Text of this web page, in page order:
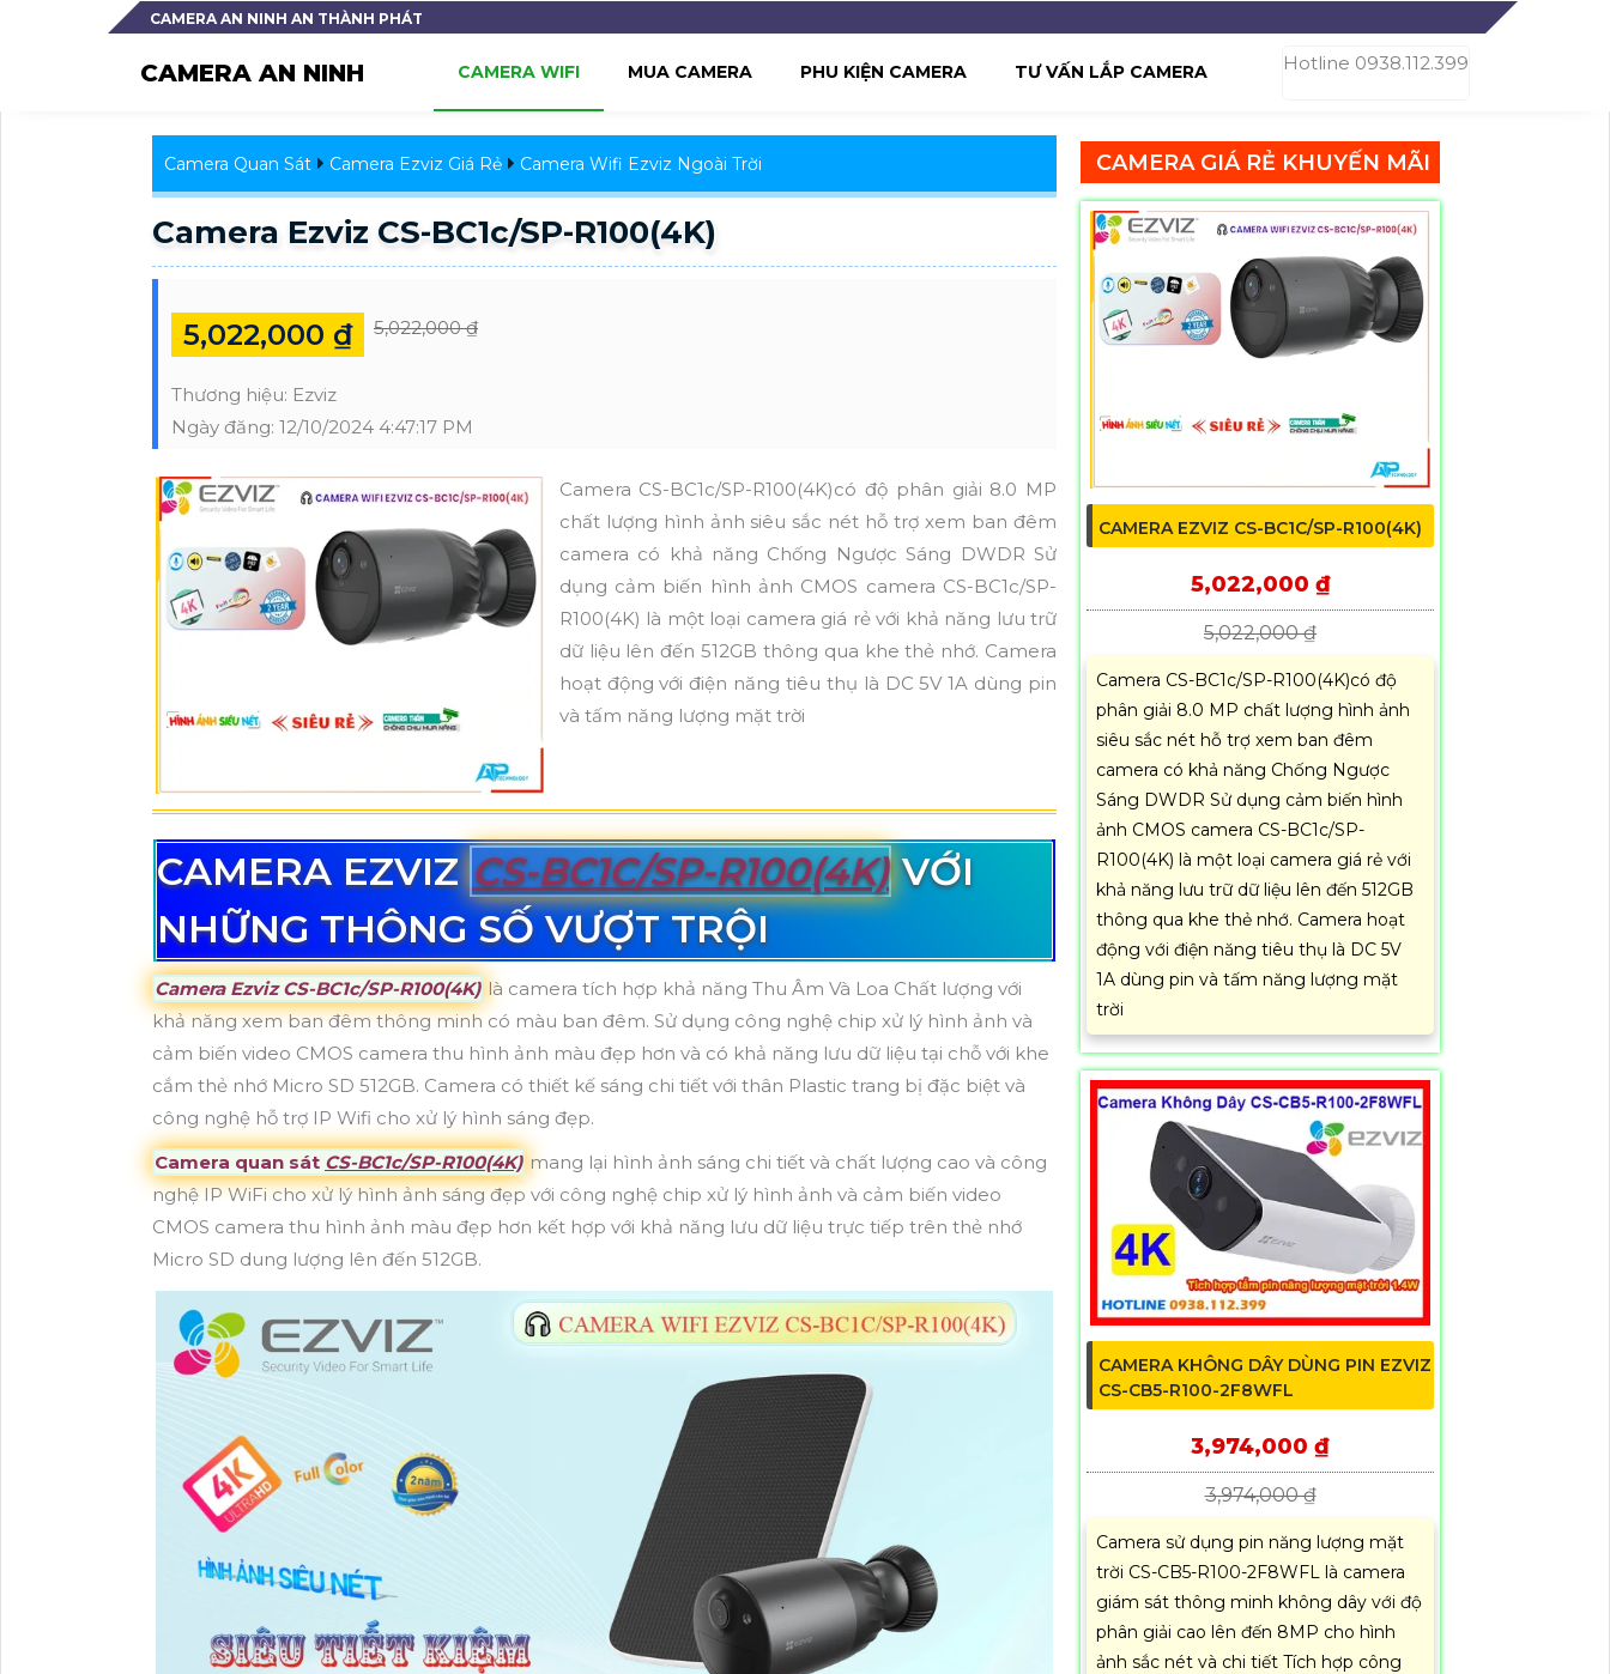
CAMERA AN NINH AN THÀNH PHÁT
CAMERA AN NINH Hotline 0938.112.399
CAMERA WIFI MUA CAMERA PHU KIỆN CAMERA TƯ VẤN LẮP CAMERA
Camera Quan Sát Camera Ezviz Giá Rẻ Camera Wifi Ezviz Ngoài Trời
Camera Ezviz CS-BC1c/SP-R100(4K)
5,022,000 ₫ 5,022,000 ₫
Thương hiệu: Ezviz
Ngày đăng: 12/10/2024 4:47:17 PM
Camera CS-BC1c/SP-R100(4K)có độ phân giải 8.0 MP
chất lượng hình ảnh siêu sắc nét hỗ trợ xem ban đêm
camera có khả năng Chống Ngược Sáng DWDR Sử
dụng cảm biến hình ảnh CMOS camera CS-BC1c/SP-
R100(4K) là một loại camera giá rẻ với khả năng lưu trữ
dữ liệu lên đến 512GB thông qua khe thẻ nhớ. Camera
hoạt động với điện năng tiêu thụ là DC 5V 1A dùng pin
và tấm năng lượng mặt trời
CAMERA EZVIZCS-BC1C/SP-R100(4K)VỚI
NHỮNG THÔNG SỐ VƯỢT TRỘI
CameraEzviz CS-BC1c/SP-R100(4K) là camera tích hợp khả năng Thu Âm Và Loa Chất lượng với
khả năng xem ban đêm thông minh có màu ban đêm. Sử dụng công nghệ chip xử lý hình ảnh và
cảm biến video CMOS camera thu hình ảnh màu đẹp hơn và có khả năng lưu dữ liệu tại chỗ với khe
cắm thẻ nhớ Micro SD 512GB. Camera có thiết kế sáng chi tiết với thân Plastic trang bị đặc biệt và
công nghệ hỗ trợ IP Wifi cho xử lý hình sáng đẹp.
Camera quan sát CS-BC1c/SP-R100(4K) mang lại hình ảnh sáng chi tiết và chất lượng cao và công
nghệ IP WiFi cho xử lý hình ảnh sáng đẹp với công nghệ chip xử lý hình ảnh và cảm biến video
CMOS camera thu hình ảnh màu đẹp hơn kết hợp với khả năng lưu dữ liệu trực tiếp trên thẻ nhớ
Micro SD dung lượng lên đến 512GB.
CAMERA GIÁ RẺ KHUYẾN MÃI
CAMERA EZVIZ CS-BC1C/SP-R100(4K)
5,022,000 ₫
5,022,000 ₫
Camera CS-BC1c/SP-R100(4K)có độ
phân giải 8.0 MP chất lượng hình ảnh
siêu sắc nét hỗ trợ xem ban đêm
camera có khả năng Chống Ngược
Sáng DWDR Sử dụng cảm biến hình
ảnh CMOS camera CS-BC1c/SP-
R100(4K) là một loại camera giá rẻ với
khả năng lưu trữ dữ liệu lên đến 512GB
thông qua khe thẻ nhớ. Camera hoạt
động với điện năng tiêu thụ là DC 5V
1A dùng pin và tấm năng lượng mặt
trời
CAMERA KHÔNG DÂY DÙNG PIN EZVIZ
CS-CB5-R100-2F8WFL
3,974,000 ₫
3,974,000 ₫
Camera sử dụng pin năng lượng mặt
trời CS-CB5-R100-2F8WFL là camera
giám sát thông minh không dây với độ
phân giải cao lên đến 8MP cho hình
ảnh sắc nét và chi tiết Tích hợp công